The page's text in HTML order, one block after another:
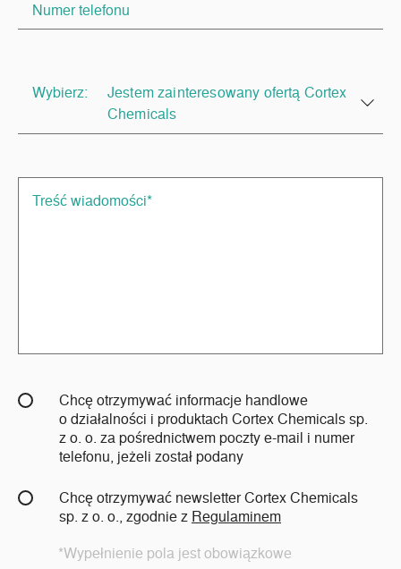
Wybierz:
Jestem zainteresowany ofertą Cortex
Chemicals
Chcę otrzymywać informacje handlowe
o działalności i produktach Cortex Chemicals sp.
z o. o. za pośrednictwem poczty e-mail i numer
telefonu, jeżeli został podany
Chcę otrzymywać newsletter Cortex Chemicals
sp. z o. o., zgodnie z Regulaminem
*Wypełnienie pola jest obowiązkowe